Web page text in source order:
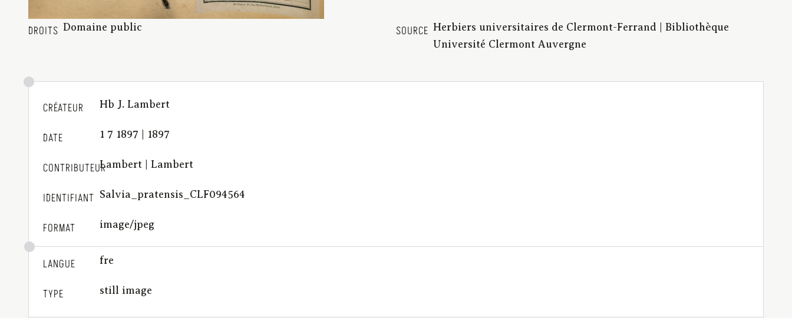
DROITS Domaine public SOURCE Herbiers universitaires de Clermont-Ferrand | Bibliothèque
Université Clermont Auvergne
CRÉATEUR Hb J. Lambert
DATE 1 7 1897 | 1897
CONTRIBUTEURLambert | Lambert
IDENTIFIANT Salvia_pratensis_CLF094564
FORMAT image/jpeg
LANGUE fre
TYPE still image